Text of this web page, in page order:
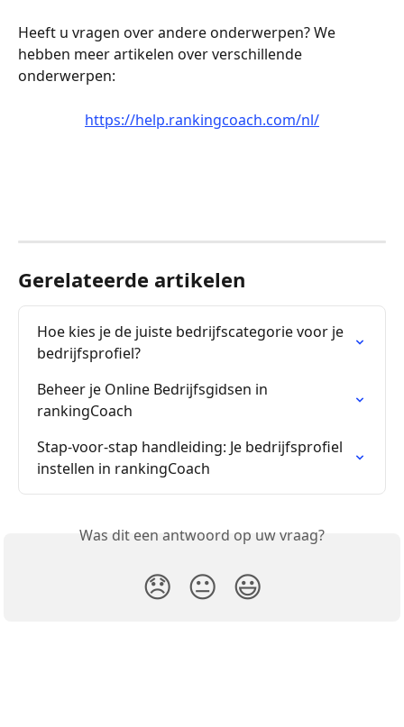
Heeft u vragen over andere onderwerpen? We
hebben meer artikelen over verschillende
onderwerpen:
https://help.rankingcoach.com/nl/
Gerelateerde artikelen
Hoe kies je de juiste bedrijfscategorie voor je
bedrijfsprofiel?
Beheer je Online Bedrijfsgidsen in
rankingCoach
Stap-voor-stap handleiding: Je bedrijfsprofiel
instellen in rankingCoach
Was dit een antwoord op uw vraag?
😞 😐 😃